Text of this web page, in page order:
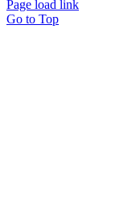
Page load link
Go to Top